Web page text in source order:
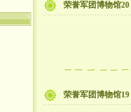
荣誉军团博物馆
荣誉军团博物馆